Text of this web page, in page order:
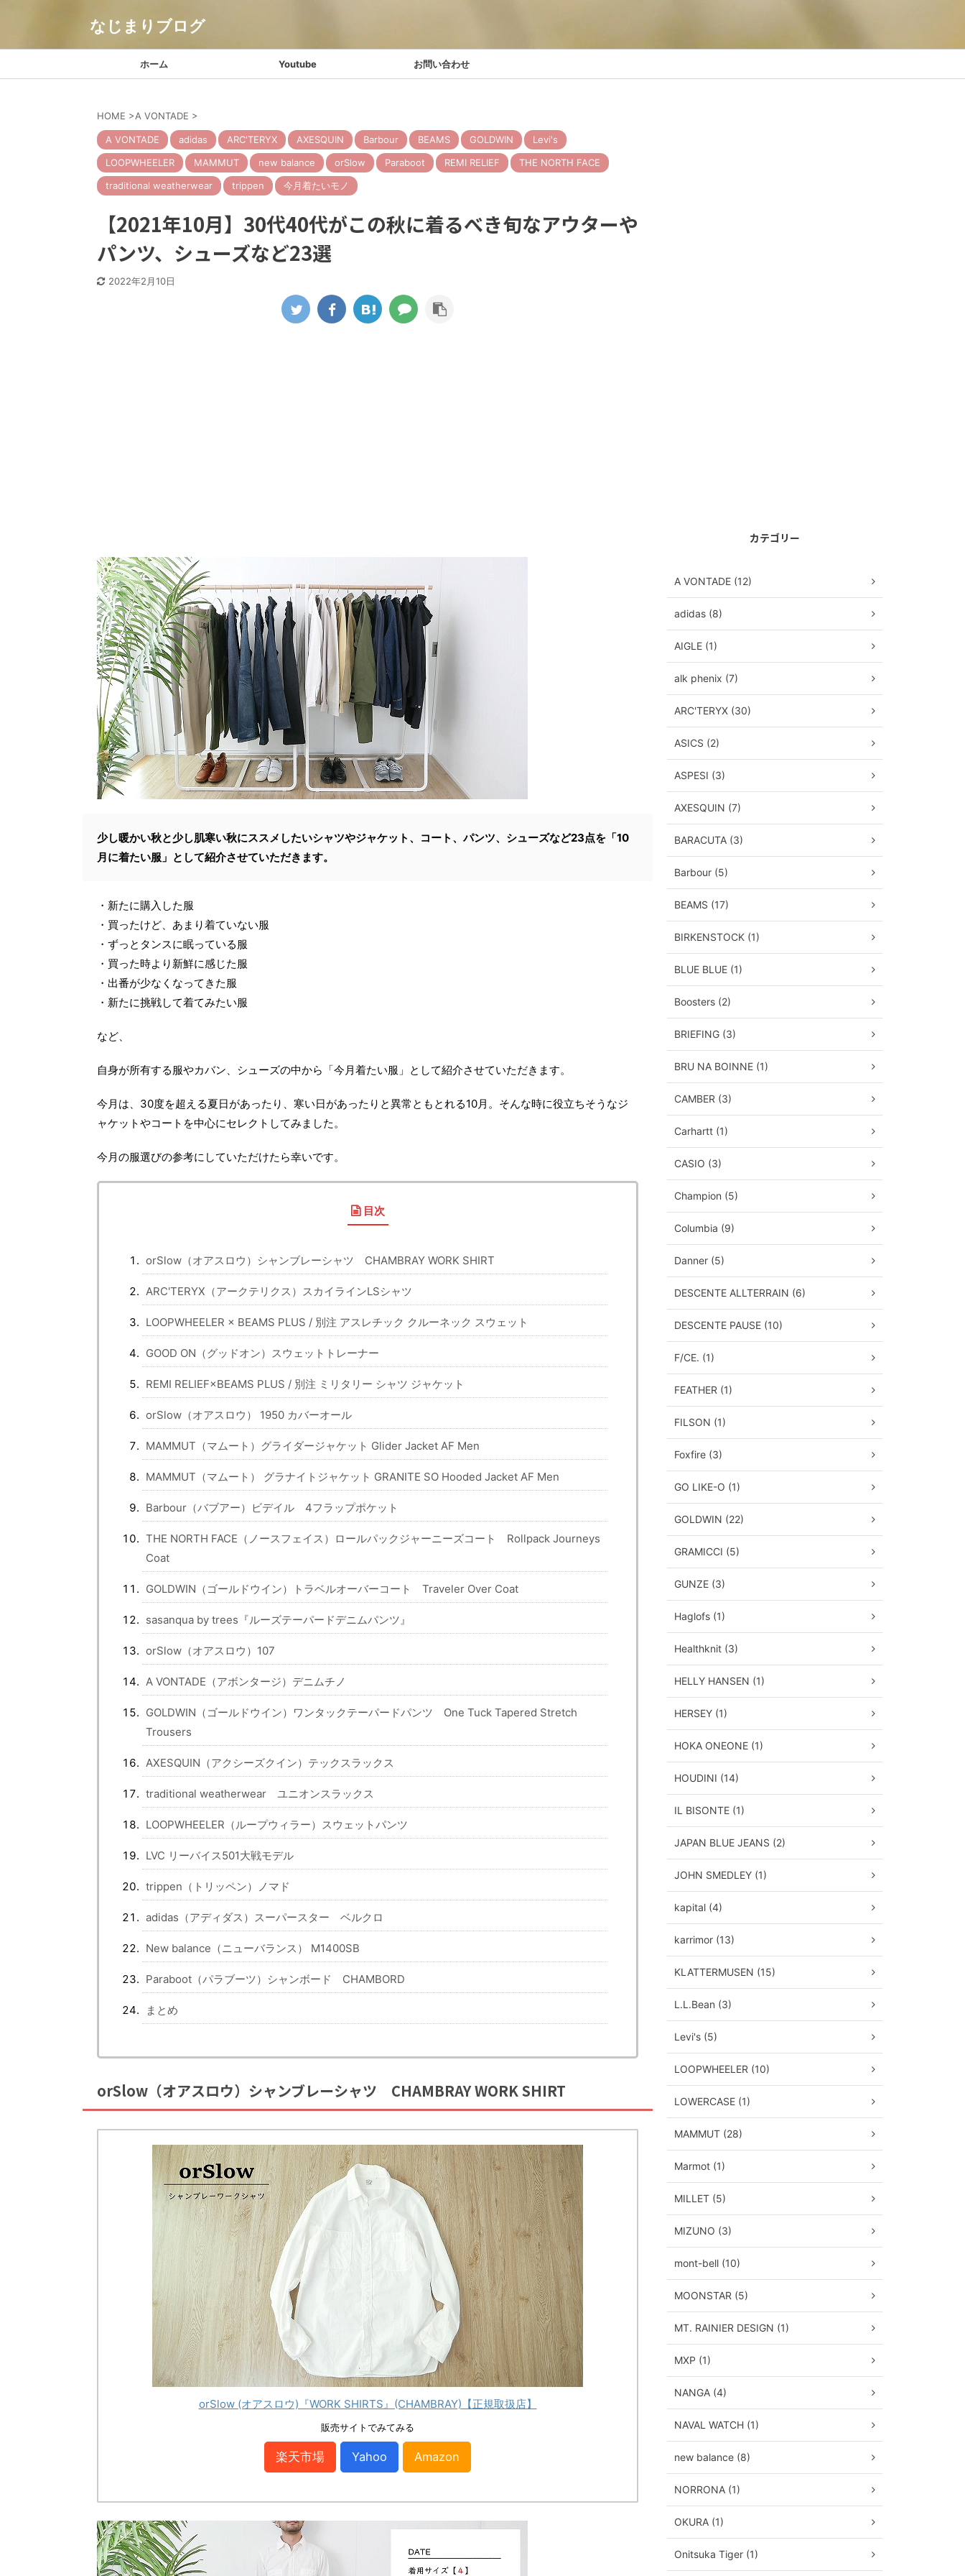
なじまりブログ
ホーム Youtube お問い合わせ
HOME >A VONTADE >
A VONTADE adidas ARC'TERYX AXESQUIN Barbour BEAMS GOLDWIN
Levi's
LOOPWHEELER
MAMMUT new balance orSlow Paraboot REMI RELIEF
THE NORTH FACE
traditional weatherwear
trippen 今月着たいモノ
【2021年10月】30代40代がこの秋に着るべき旬なアウターや
パンツ、シューズなど23選
2022年2月10日
少し暖かい秋と少し肌寒い秋にススメしたいシャツやジャケット、コート、パンツ、シューズなど23点を「10
月に着たい服」として紹介させていただきます。
・新たに購入した服
・買ったけど、あまり着ていない服
・ずっとタンスに眠っている服
・買った時より新鮮に感じた服
・出番が少なくなってきた服
・新たに挑戦して着てみたい服
など、
自身が所有する服やカバン、シューズの中から「今月着たい服」として紹介させていただきます。
今月は、30度を超える夏日があったり、寒い日があったりと異常ともとれる10月。そんな時に役立ちそうなジ
ャケットやコートを中心にセレクトしてみました。
今月の服選びの参考にしていただけたら幸いです。
目次
orSlow（オアスロウ）シャンブレーシャツ CHAMBRAY WORK SHIRT
ARC'TERYX（アークテリクス）スカイラインLSシャツ
LOOPWHEELER × BEAMS PLUS / 別注 アスレチック クルーネック スウェット
GOOD ON（グッドオン）スウェットトレーナー
REMI RELIEF×BEAMS PLUS / 別注 ミリタリー シャツ ジャケット
orSlow（オアスロウ） 1950 カバーオール
MAMMUT（マムート）グライダージャケット Glider Jacket AF Men
MAMMUT（マムート） グラナイトジャケット GRANITE SO Hooded Jacket AF Men
Barbour（バブアー）ビデイル 4フラップポケット
THE NORTH FACE（ノースフェイス）ロールパックジャーニーズコート Rollpack Journeys
Coat
GOLDWIN（ゴールドウイン）トラベルオーバーコート Traveler Over Coat
sasanqua by trees『ルーズテーパードデニムパンツ』
orSlow（オアスロウ）107
A VONTADE（アボンタージ）デニムチノ
GOLDWIN（ゴールドウイン）ワンタックテーパードパンツ One Tuck Tapered Stretch
Trousers
AXESQUIN（アクシーズクイン）テックスラックス
traditional weatherwear ユニオンスラックス
LOOPWHEELER（ループウィラー）スウェットパンツ
LVC リーバイス501大戦モデル
trippen（トリッペン）ノマド
adidas（アディダス）スーパースター ベルクロ
New balance（ニューバランス） M1400SB
Paraboot（パラブーツ）シャンボード CHAMBORD
まとめ
orSlow（オアスロウ）シャンブレーシャツ CHAMBRAY WORK SHIRT
orSlow (オアスロウ)『WORK SHIRTS』(CHAMBRAY)【正規取扱店】
販売サイトでみてみる
楽天市場 Yahoo Amazon
カテゴリー
A VONTADE (12)
adidas (8)
AIGLE (1)
alk phenix (7)
ARC'TERYX (30)
ASICS (2)
ASPESI (3)
AXESQUIN (7)
BARACUTA (3)
Barbour (5)
BEAMS (17)
BIRKENSTOCK (1)
BLUE BLUE (1)
Boosters (2)
BRIEFING (3)
BRU NA BOINNE (1)
CAMBER (3)
Carhartt (1)
CASIO (3)
Champion (5)
Columbia (9)
Danner (5)
DESCENTE ALLTERRAIN (6)
DESCENTE PAUSE (10)
F/CE. (1)
FEATHER (1)
FILSON (1)
Foxfire (3)
GO LIKE-O (1)
GOLDWIN (22)
GRAMICCI (5)
GUNZE (3)
Haglofs (1)
Healthknit (3)
HELLY HANSEN (1)
HERSEY (1)
HOKA ONEONE (1)
HOUDINI (14)
IL BISONTE (1)
JAPAN BLUE JEANS (2)
JOHN SMEDLEY (1)
kapital (4)
karrimor (13)
KLATTERMUSEN (15)
L.L.Bean (3)
Levi's (5)
LOOPWHEELER (10)
LOWERCASE (1)
MAMMUT (28)
Marmot (1)
MILLET (5)
MIZUNO (3)
mont-bell (10)
MOONSTAR (5)
MT. RAINIER DESIGN (1)
MXP (1)
NANGA (4)
NAVAL WATCH (1)
new balance (8)
NORRONA (1)
OKURA (1)
Onitsuka Tiger (1)